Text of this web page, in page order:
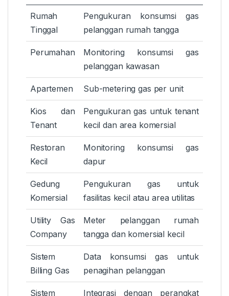
Rumah
Tinggal
Pengukuran konsumsi gas
pelanggan rumah tangga
Perumahan
Monitoring konsumsi gas
pelanggan kawasan
Apartemen Sub-metering gas per unit
Kios dan
Tenant
Pengukuran gas untuk tenant
kecil dan area komersial
Restoran
Kecil
Monitoring konsumsi gas
dapur
Gedung
Komersial
Pengukuran gas untuk
fasilitas kecil atau area utilitas
Utility Gas
Company
Meter pelanggan rumah
tangga dan komersial kecil
Sistem
Billing Gas
Data konsumsi gas untuk
penagihan pelanggan
Sistem Integrasi dengan perangkat